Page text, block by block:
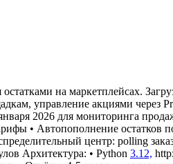
на маркетплейсах.
управление акциями через
2026 для мониторинга
• Автопополнение
центр: polling
Архитектура: • Python 3.12,